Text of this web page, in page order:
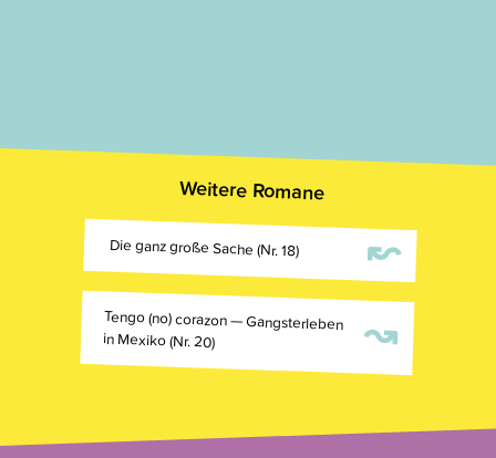
Weitere Romane
↜
Die ganz große Sache (Nr. 18)
Tengo (no) corazon — Gangsterleben
in Mexiko (Nr. 20) ↝